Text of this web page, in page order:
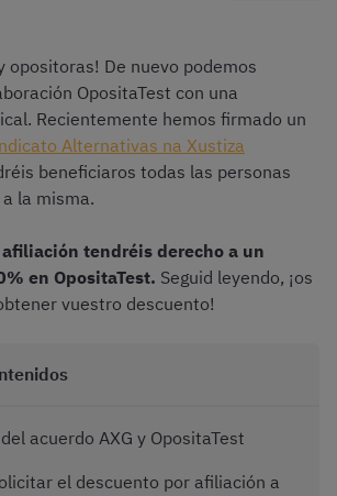
opositoras! De nuevo podemos
OpositaTest con una
Recientemente hemos firmado un
Alternativas na Xustiza
beneficiaros todas las personas
la misma.
tendréis derecho a un
en OpositaTest. Seguid leyendo, ¡os
vuestro descuento!
acuerdo AXG y OpositaTest
el descuento por afiliación a